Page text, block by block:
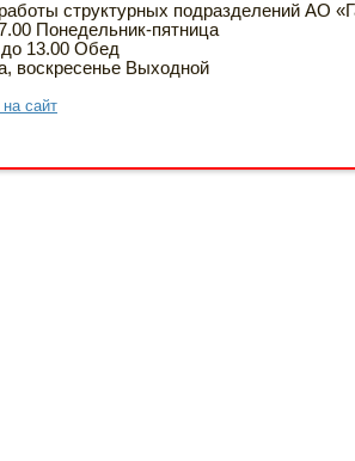
структурных подразделений АО
Понедельник-пятница
13.00 Обед
воскресенье Выходной
сайт